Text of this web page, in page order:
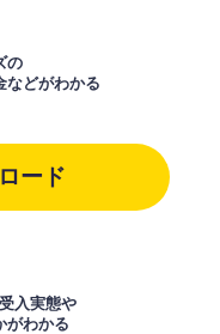
の
などがわかる
ード
入実態や
がわかる